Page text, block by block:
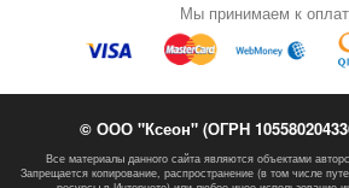
Мы принимаем к
© ООО "Ксеон" (ОГРН
Все материалы данного сайта являются объектами
Запрещается копирование, распространение (в том числе